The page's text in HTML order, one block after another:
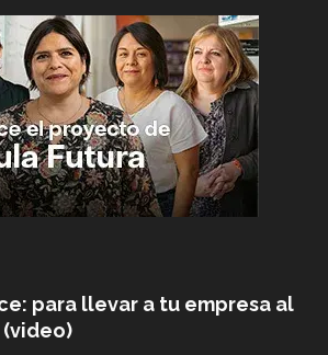
para llevar a tu empresa al